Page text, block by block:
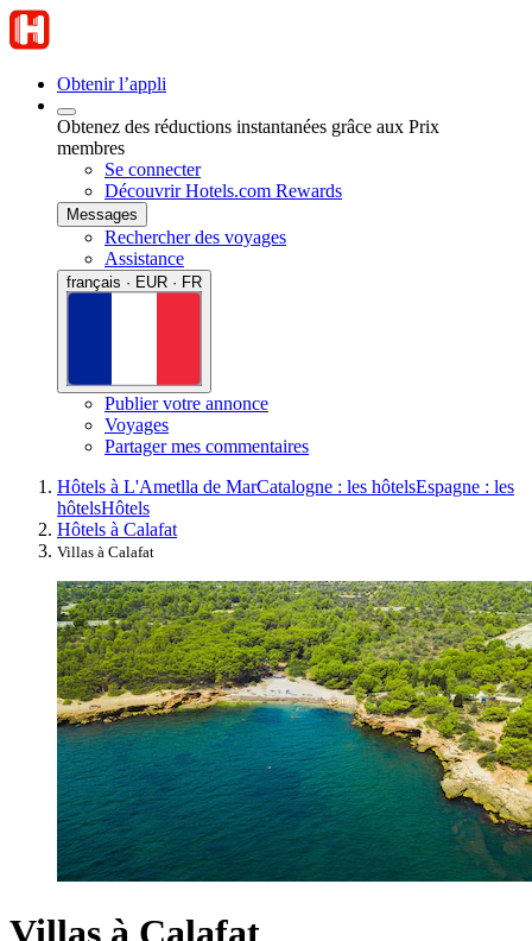
Obtenir l’appli
Obtenez des réductions instantanées grâce aux Prix
membres
Se connecter
Découvrir Hotels.com Rewards
Messages
Rechercher des voyages
Assistance
français · EUR · FR
Publier votre annonce
Voyages
Partager mes commentaires
Hôtels à L'Ametlla de MarCatalogne : les hôtelsEspagne : les
hôtelsHôtels
Hôtels à Calafat
Villas à Calafat